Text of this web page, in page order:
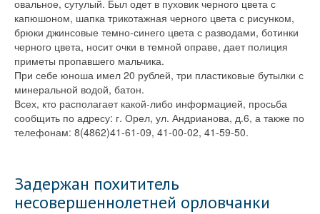
овальное, сутулый. Был одет в пуховик черного цвета с
капюшоном, шапка трикотажная черного цвета с рисунком,
брюки джинсовые темно-синего цвета с разводами, ботинки
черного цвета, носит очки в темной оправе, дает полиция
приметы пропавшего мальчика.
При себе юноша имел 20 рублей, три пластиковые бутылки с
минеральной водой, батон.
Всех, кто располагает какой-либо информацией, просьба
сообщить по адресу: г. Орел, ул. Андрианова, д.6, а также по
телефонам: 8(4862)41-61-09, 41-00-02, 41-59-50.
Задержан похититель
несовершеннолетней орловчанки